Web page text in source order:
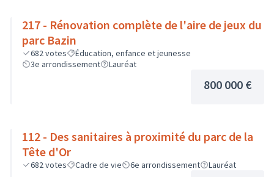
217 - Rénovation complète de l'aire de jeux du
parc Bazin
682votes
Éducation, enfance et jeunesse
3e arrondissement
Lauréat
800 000 €
112 - Des sanitaires à proximité du parc de la
Tête d'Or
682votes Cadre de vie 6e arrondissement Lauréat